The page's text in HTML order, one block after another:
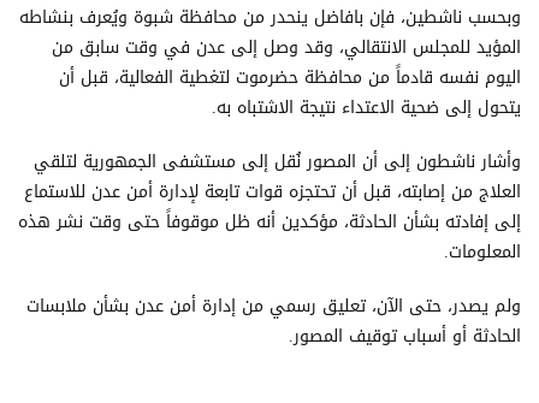
وبحسب ناشطين، فإن بافاضل ينحدر من محافظة شبوة ويُعرف بنشاطه
المؤيد للمجلس الانتقالي، وقد وصل إلى عدن في وقت سابق من
اليوم نفسه قادماً من محافظة حضرموت لتغطية الفعالية، قبل أن
يتحول إلى ضحية الاعتداء نتيجة الاشتباه به.
وأشار ناشطون إلى أن المصور نُقل إلى مستشفى الجمهورية لتلقي
العلاج من إصابته، قبل أن تحتجزه قوات تابعة لإدارة أمن عدن للاستماع
إلى إفادته بشأن الحادثة، مؤكدين أنه ظل موقوفاً حتى وقت نشر هذه
المعلومات.
ولم يصدر، حتى الآن، تعليق رسمي من إدارة أمن عدن بشأن ملابسات
الحادثة أو أسباب توقيف المصور.